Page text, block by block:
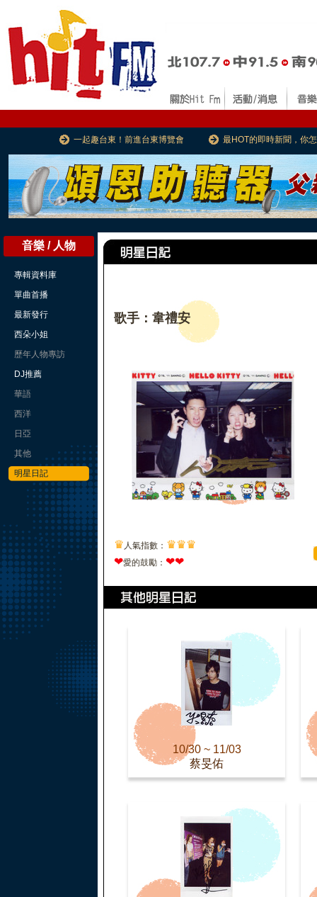
一起趣台東！前進台東博覽會 最HOT的即時新聞，你
音樂 / 人物
專輯資料庫
單曲首播
最新發行
西朵小姐
歷年人物專訪
DJ推薦
華語
西洋
日亞
其他
明星日記
歌手：韋禮安
♛ 人氣指數： ♛♛♛
❤愛的鼓勵： ❤❤
10/30 ~ 11/03
蔡旻佑